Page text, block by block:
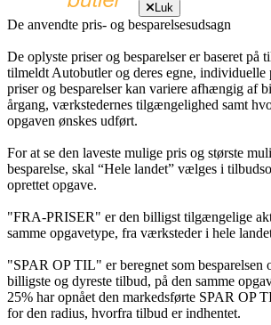
Luk
De anvendte pris- og besparelsesudsagn
De oplyste priser og besparelser er baseret på
tilmeldt Autobutler og deres egne, individuelle
priser og besparelser kan variere afhængig af
årgang, værkstedernes tilgængelighed samt
opgaven ønskes udført.
For at se den laveste mulige pris og største
besparelse, skal “Hele landet” vælges i
oprettet opgave.
"FRA-PRISER" er den billigst tilgængelige
samme opgavetype, fra værksteder i hele
"SPAR OP TIL" er beregnet som besparelsen
billigste og dyreste tilbud, på den samme
25% har opnået den markedsførte SPAR OP
for den radius, hvorfra tilbud er indhentet.